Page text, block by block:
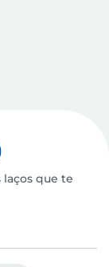
laços que te